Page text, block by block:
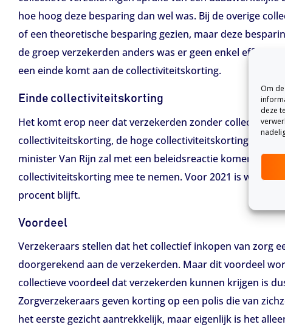
Om
deze
hoe hoog deze besparing dan wel was. Bij de overige
of een theoretische besparing gezien, maar deze
de groep verzekerden anders was er geen enkel effect
een einde komt aan de collectiviteitskorting.
Einde collectiviteitskorting
Het komt erop neer dat verzekerden zonder collectiviteit
collectiviteitskorting, de hoge collectiviteitskortingen van
minister Van Rijn zal met een beleidsreactie komen ten
collectiviteitskorting mee te nemen. Voor 2021 is wel
procent blijft.
Voordeel
Verzekeraars stellen dat het collectief inkopen van zorg
doorgerekend aan de verzekerden. Maar dit voordeel
collectieve voordeel dat verzekerden kunnen krijgen is
Zorgverzekeraars geven korting op een polis die van
het eerste gezicht aantrekkelijk, maar eigenlijk is het